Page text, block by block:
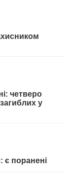
четверо
у
є поранені